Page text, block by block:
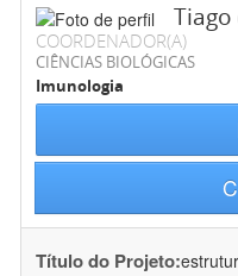
COORDENADOR(A)
CIÊNCIAS BIOLÓGICAS
Imunologia
Título do Projeto: